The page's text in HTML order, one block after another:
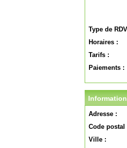
Type de
Horaires :
Tarifs :
Paiements :
Adresse :
Code postal
Ville :